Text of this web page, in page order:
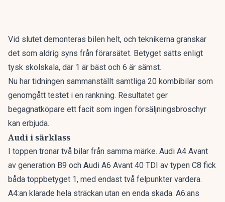
Vid slutet demonteras bilen helt, och teknikerna granskar
det som aldrig syns från förarsätet. Betyget sätts enligt
tysk skolskala, där 1 är bäst och 6 är sämst.
Nu har tidningen sammanställt samtliga 20 kombibilar som
genomgått testet i en rankning. Resultatet ger
begagnatköpare ett facit som ingen försäljningsbroschyr
kan erbjuda.
Audi i särklass
I toppen tronar två bilar från samma märke. Audi A4 Avant
av generation B9 och Audi A6 Avant 40 TDI av typen C8 fick
båda toppbetyget 1, med endast två felpunkter vardera.
A4:an klarade hela sträckan utan en enda skada. A6:ans